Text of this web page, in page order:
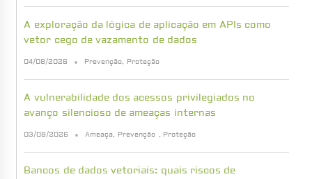
A exploração da lógica de aplicação em APIs como
vetor cego de vazamento de dados
04/08/2026 Prevenção, Proteção
A vulnerabilidade dos acessos privilegiados no
avanço silencioso de ameaças internas
03/08/2026 Ameaça, Prevenção , Proteção
Bancos de dados vetoriais: quais riscos de